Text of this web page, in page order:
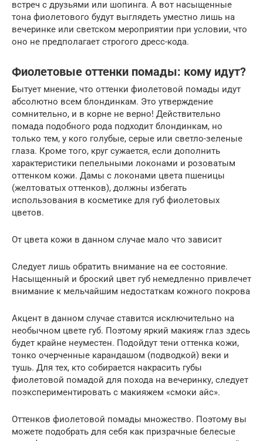
встреч с друзьями или шопинга. А вот насыщенные
тона фиолетового будут выглядеть уместно лишь на
вечеринке или светском мероприятии при условии, что
оно не предполагает строгого дресс-кода.
Фиолетовые оттенки помады: кому идут?
Бытует мнение, что оттенки фиолетовой помады идут
абсолютно всем блондинкам. Это утверждение
сомнительно, и в корне не верно! Действительно
помада подобного рода подходит блондинкам, но
только тем, у кого голубые, серые или светло-зеленые
глаза. Кроме того, круг сужается, если дополнить
характеристики пепельными локонами и розоватым
оттенком кожи. Дамы с локонами цвета пшеницы
(желтоватых оттенков), должны избегать
использования в косметике для губ фиолетовых
цветов.
От цвета кожи в данном случае мало что зависит
Следует лишь обратить внимание на ее состояние.
Насыщенный и броский цвет губ немедленно привлечет
внимание к мельчайшим недостаткам кожного покрова
Акцент в данном случае ставится исключительно на
необычном цвете губ. Поэтому яркий макияж глаз здесь
будет крайне неуместен. Подойдут тени оттенка кожи,
тонко очерченные карандашом (подводкой) веки и
тушь. Для тех, кто собирается накрасить губы
фиолетовой помадой для похода на вечеринку, следует
поэкспериментировать с макияжем «смоки айс».
Оттенков фиолетовой помады множество. Поэтому вы
можете подобрать для себя как призрачные белесые